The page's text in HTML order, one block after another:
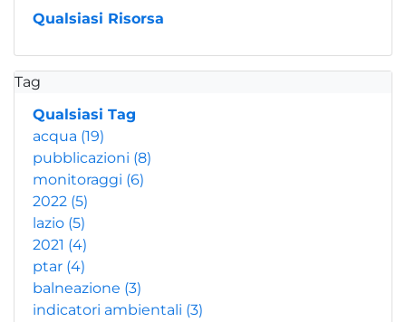
Qualsiasi Risorsa
Tag
Qualsiasi Tag
acqua (19)
pubblicazioni (8)
monitoraggi (6)
2022 (5)
lazio (5)
2021 (4)
ptar (4)
balneazione (3)
indicatori ambientali (3)